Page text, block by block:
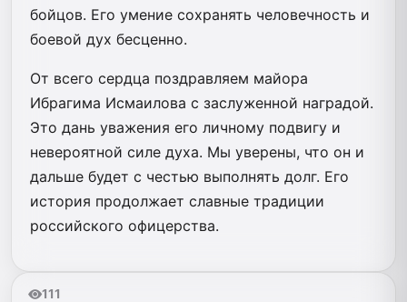
бойцов. Его умение сохранять человечность и
боевой дух бесценно.
От всего сердца поздравляем майора
Ибрагима Исмаилова с заслуженной наградой.
Это дань уважения его личному подвигу и
невероятной силе духа. Мы уверены, что он и
дальше будет с честью выполнять долг. Его
история продолжает славные традиции
российского офицерства.
111